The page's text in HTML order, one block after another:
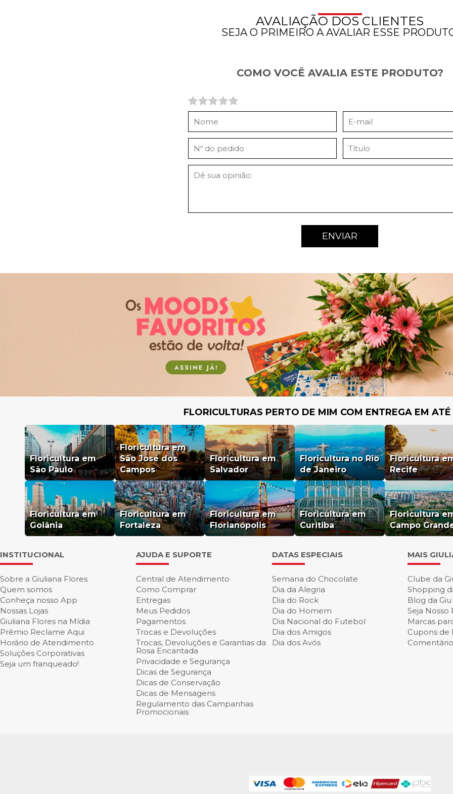
AVALIAÇÃO DOS CLIENTES
SEJA O PRIMEIRO A AVALIAR ESSE
COMO VOCÊ AVALIA ESTE PRODUTO?
ENVIAR
FLORICULTURAS PERTO DE MIM COM ENTREGA EM
Floricultura em
São Paulo
Floricultura em
São José dos
Campos
Floricultura em
Salvador
Floricultura no Rio
de Janeiro
Floricultura
Recife
Floricultura em
Goiânia
Floricultura em
Fortaleza
Floricultura em
Florianópolis
Floricultura em
Curitiba
Floricultura
Campo
INSTITUCIONAL
Sobre a Giuliana Flores
Quem somos
Conheça nosso App
Nossas Lojas
Giuliana Flores na Mídia
Prêmio Reclame Aqui
Horário de Atendimento
Soluções Corporativas
Seja um franqueado!
AJUDA E SUPORTE
Central de Atendimento
Como Comprar
Entregas
Meus Pedidos
Pagamentos
Trocas e Devoluções
Trocas, Devoluções e Garantias da
Rosa Encantada
Privacidade e Segurança
Dicas de Segurança
Dicas de Conservação
Dicas de Mensagens
Regulamento das Campanhas
Promocionais
DATAS ESPECIAIS
Semana do Chocolate
Dia da Alegria
Dia do Rock
Dia do Homem
Dia Nacional do Futebol
Dia dos Amigos
Dia dos Avós
MAIS
Clube da
Shopping
Blog da Giu
Seja Nosso
Marcas
Cupons de